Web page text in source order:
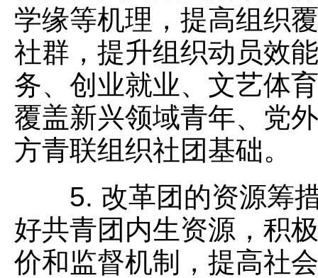
学缘等机理，提高组织
社群，提升组织动员效
务、创业就业、文艺体
覆盖新兴领域青年、党
方青联组织社团基础。
5. 改革团的资源筹措
好共青团内生资源，积
价和监督机制，提高社